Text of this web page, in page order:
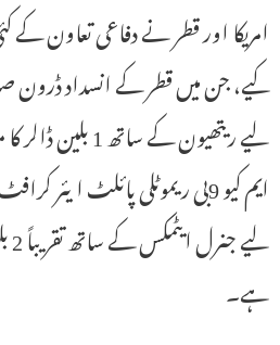
امریکا اور قطر نے دفاعی تعاون کے
کیے، جن میں قطر کے انسداد
لیے ریتھیون کے
ایم کیو 9بی ریموٹلی پائلٹ
ہے۔